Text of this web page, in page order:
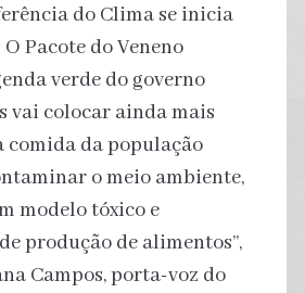
do Clima se inicia
Pacote do Veneno
verde do governo
vai colocar ainda mais
comida da população
o meio ambiente,
modelo tóxico e
produção de alimentos”,
Campos, porta-voz do